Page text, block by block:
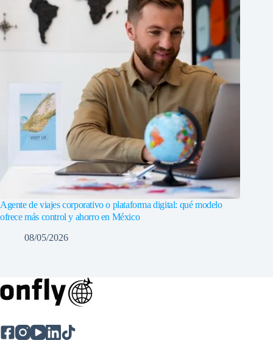
Agente de viajes corporativo o plataforma digital: qué modelo
ofrece más control y ahorro en México
08/05/2026